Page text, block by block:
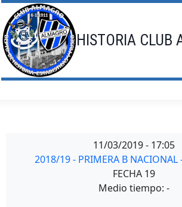
Saltar
al
contenido
HISTORIA CLUB
11/03/2019 - 17:05
2018/19 - PRIMERA B NACIONAL
FECHA 19
Medio tiempo: -